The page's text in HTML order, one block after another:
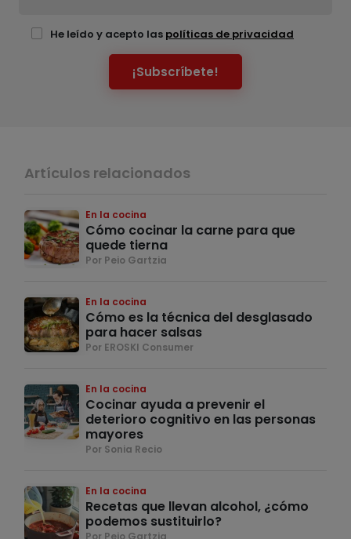
He leído y acepto las políticas de privacidad
¡Subscríbete!
Artículos relacionados
En la cocina
Cómo cocinar la carne para que
quede tierna
Por Peio Gartzia
En la cocina
Cómo es la técnica del desglasado
para hacer salsas
Por EROSKI Consumer
En la cocina
Cocinar ayuda a prevenir el
deterioro cognitivo en las personas
mayores
Por Sonia Recio
En la cocina
Recetas que llevan alcohol, ¿cómo
podemos sustituirlo?